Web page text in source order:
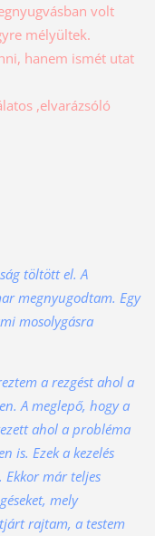
volt
mélyültek.
hanem ismét utat
,elvarázsóló
töltött el. A
megnyugodtam. Egy
mosolygásra
a rezgést ahol a
A meglepő, hogy a
ahol a probléma
is. Ezek a kezelés
már teljes
mely
rajtam, a testem